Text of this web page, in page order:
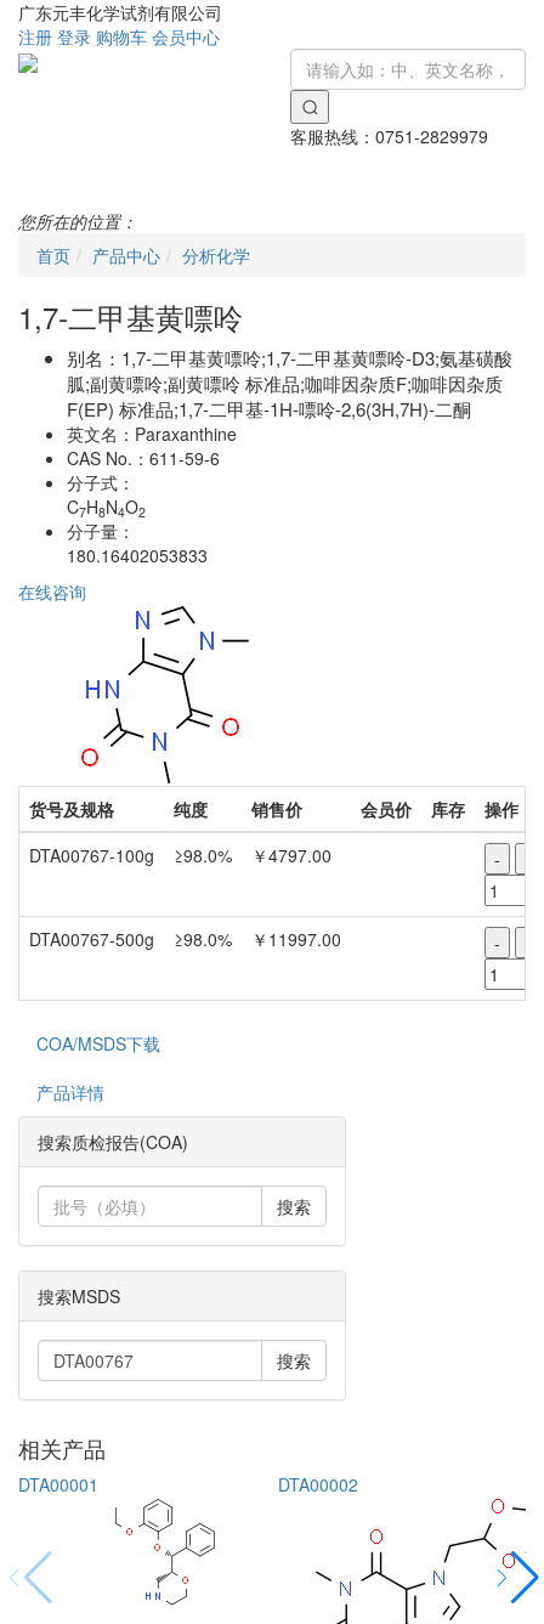
广东元丰化学试剂有限公司
注册 登录 购物车 会员中心
客服热线： 0751-2829979
您所在的位置：
首页
产品中心 分析化学
1,7-二甲基黄嘌呤
别名： 1,7-二甲基黄嘌呤;1,7-二甲基黄嘌呤-D3;氨基磺酸
胍;副黄嘌呤;副黄嘌呤 标准品;咖啡因杂质F;咖啡因杂质
F(EP) 标准品;1,7-二甲基-1H-嘌呤-2,6(3H,7H)-二酮
英文名： Paraxanthine
CAS No.： 611-59-6
分子式：
C7H8N4O2
分子量：
180.16402053833
在线咨询
货号及规格 纯度 销售价 会员价 库存
操作
DTA00767-100g
≥98.0% ￥4797.00 -
DTA00767-500g ≥98.0% ￥11997.00 -
COA/MSDS下载
产品详情
搜索质检报告(COA)
搜索
搜索MSDS
搜索
相关产品
DTA00001 DTA00002